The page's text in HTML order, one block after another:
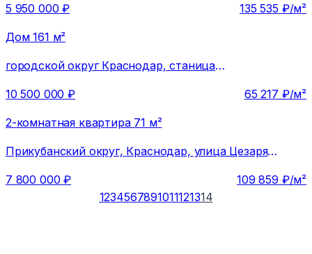
5 950 000 ₽ 135 535 ₽/м²
Дом 161 м²
городской округ Краснодар, станица
10 500 000 ₽ 65 217 ₽/м²
2-комнатная квартира 71 м²
Прикубанский округ, Краснодар, улица Цезаря
7 800 000 ₽ 109 859 ₽/м²
1234567891011121314